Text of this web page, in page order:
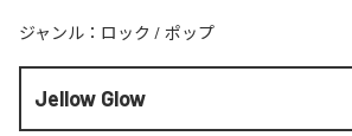
ジャンル： ロック / ポップ
Jellow Glow